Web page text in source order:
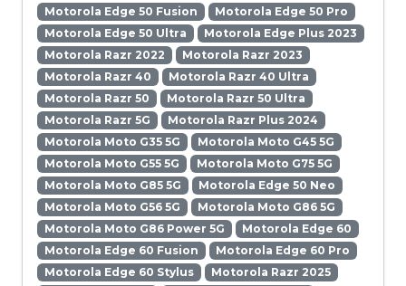
Motorola Edge 50 Fusion
Motorola Edge 50 Pro
Motorola Edge 50 Ultra
Motorola Edge Plus 2023
Motorola Razr 2022
Motorola Razr 2023
Motorola Razr 40
Motorola Razr 40 Ultra
Motorola Razr 50
Motorola Razr 50 Ultra
Motorola Razr 5G
Motorola Razr Plus 2024
Motorola Moto G35 5G
Motorola Moto G45 5G
Motorola Moto G55 5G
Motorola Moto G75 5G
Motorola Moto G85 5G
Motorola Edge 50 Neo
Motorola Moto G56 5G
Motorola Moto G86 5G
Motorola Moto G86 Power 5G
Motorola Edge 60
Motorola Edge 60 Fusion
Motorola Edge 60 Pro
Motorola Edge 60 Stylus
Motorola Razr 2025